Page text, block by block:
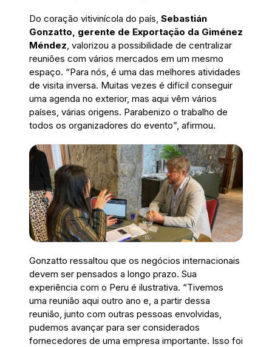
Do coração vitivinícola do país, Sebastián
Gonzatto, gerente de Exportação da Giménez
Méndez, valorizou a possibilidade de centralizar
reuniões com vários mercados em um mesmo
espaço. “Para nós, é uma das melhores atividades
de visita inversa. Muitas vezes é difícil conseguir
uma agenda no exterior, mas aqui vêm vários
países, várias origens. Parabenizo o trabalho de
todos os organizadores do evento”, afirmou.
Gonzatto ressaltou que os negócios internacionais
devem ser pensados a longo prazo. Sua
experiência com o Peru é ilustrativa. “Tivemos
uma reunião aqui outro ano e, a partir dessa
reunião, junto com outras pessoas envolvidas,
pudemos avançar para ser considerados
fornecedores de uma empresa importante. Isso foi